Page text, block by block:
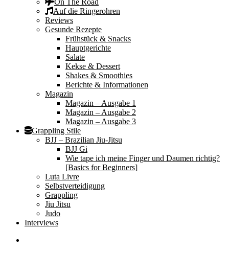
Auf die Ringerohren
Reviews
Gesunde Rezepte
Frühstück & Snacks
Hauptgerichte
Salate
Kekse & Dessert
Shakes & Smoothies
Berichte & Informationen
Magazin
Magazin – Ausgabe 1
Magazin – Ausgabe 2
Magazin – Ausgabe 3
Grappling Stile
BJJ – Brazilian Jiu-Jitsu
BJJ Gi
Wie tape ich meine Finger und Daumen richtig?
[Basics for Beginners]
Luta Livre
Selbstverteidigung
Grappling
Jiu Jitsu
Judo
Interviews